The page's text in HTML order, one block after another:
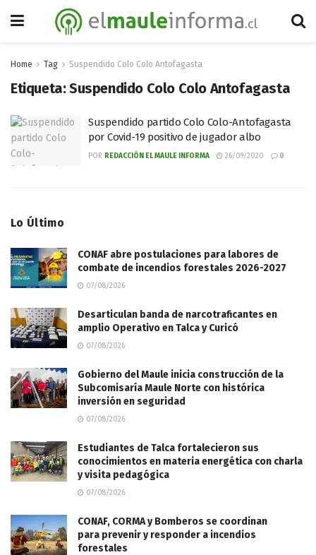
Home Tag Suspendido Colo Colo Antofagasta
Etiqueta:Suspendido Colo Colo Antofagasta
Suspendido partido Colo Colo-Antofagasta
por Covid-19 positivo de jugador albo
POR REDACCIÓN EL MAULE INFORMA 26/09/2020 0
Lo Último
CONAF abre postulaciones para labores de
combate de incendios forestales 2026-2027
07/08/2026
Desarticulan banda de narcotraficantes en
amplio Operativo en Talca y Curicó
07/08/2026
Gobierno del Maule inicia construcción de la
Subcomisaría Maule Norte con histórica
inversión en seguridad
07/08/2026
Estudiantes de Talca fortalecieron sus
conocimientos en materia energética con charla
y visita pedagógica
07/08/2026
CONAF, CORMA y Bomberos se coordinan
para prevenir y responder a incendios
forestales